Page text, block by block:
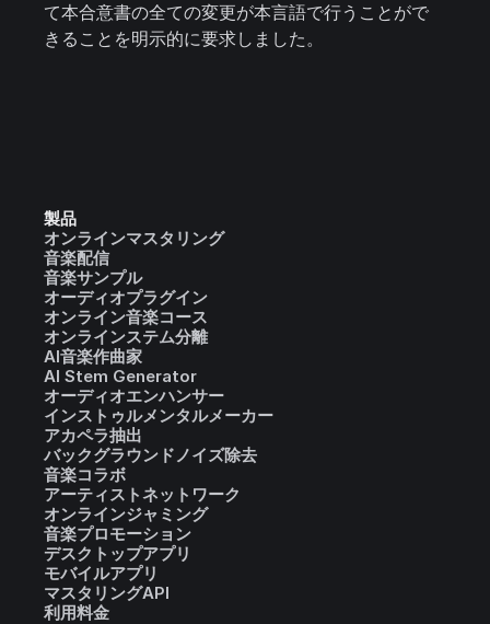
て本合意書の全ての変更が本言語で行うことがで
きることを明示的に要求しました。
製品
オンラインマスタリング
音楽配信
音楽サンプル
オーディオプラグイン
オンライン音楽コース
オンラインステム分離
AI音楽作曲家
AI Stem Generator
オーディオエンハンサー
インストゥルメンタルメーカー
アカペラ抽出
バックグラウンドノイズ除去
音楽コラボ
アーティストネットワーク
オンラインジャミング
音楽プロモーション
デスクトップアプリ
モバイルアプリ
マスタリングAPI
利用料金